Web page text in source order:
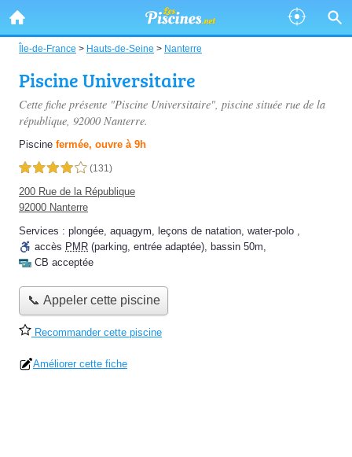
Île-de-France > Hauts-de-Seine > Nanterre
Piscine Universitaire
Cette fiche présente "Piscine Universitaire", piscine située rue de la
république, 92000 Nanterre.
Piscine fermée, ouvre à 9h
4,0 étoiles sur 5 (131)
200 Rue de la République
92000 Nanterre
Services : plongée, aquagym, leçons de natation, water-polo ,
accès PMR (parking, entrée adaptée), bassin 50m,
CB acceptée
📞 Appeler cette piscine
Recommander cette piscine
Améliorer cette fiche